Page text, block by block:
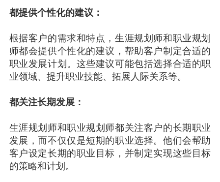
都提供个性化的建议：
根据客户的需求和特点，生涯规划师和职业规划
师都会提供个性化的建议，帮助客户制定合适的
职业发展计划。这些建议可能包括选择合适的职
业领域、提升职业技能、拓展人际关系等。
都关注长期发展：
生涯规划师和职业规划师都关注客户的长期职业
发展，而不仅仅是短期的职业选择。他们会帮助
客户设定长期的职业目标，并制定实现这些目标
的策略和计划。